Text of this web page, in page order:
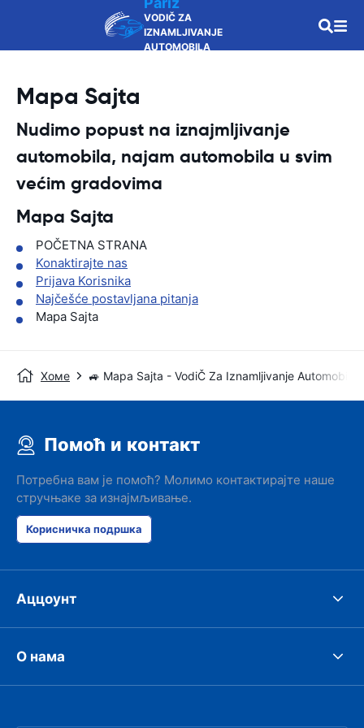
VODIČ ZA
IZNAMLJIVANJE
AUTOMOBILA
Mapa Sajta
Nudimo popust na iznajmljivanje
automobila, najam automobila u svim
većim gradovima
Mapa Sajta
POČETNA STRANA
Konaktirajte nas
Prijava Korisnika
Najčešće postavljana pitanja
Mapa Sajta
Хоме 🚙 Mapa Sajta - VodiČ Za Iznamljivanje Automobila
Помоћ и контакт
Потребна вам је помоћ? Молимо контактирајте наше
стручњаке за изнајмљивање.
Корисничка подршка
Аццоунт
О нама